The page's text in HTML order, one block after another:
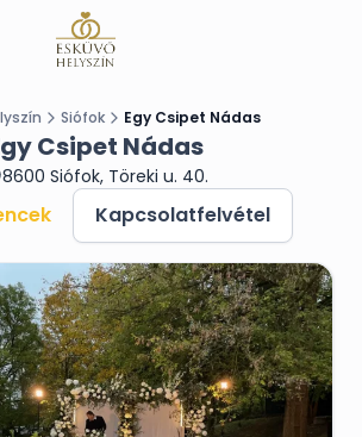
Siófok Egy Csipet Nádas
Csipet Nádas
8600 Siófok, Töreki u. 40.
Kapcsolatfelvétel